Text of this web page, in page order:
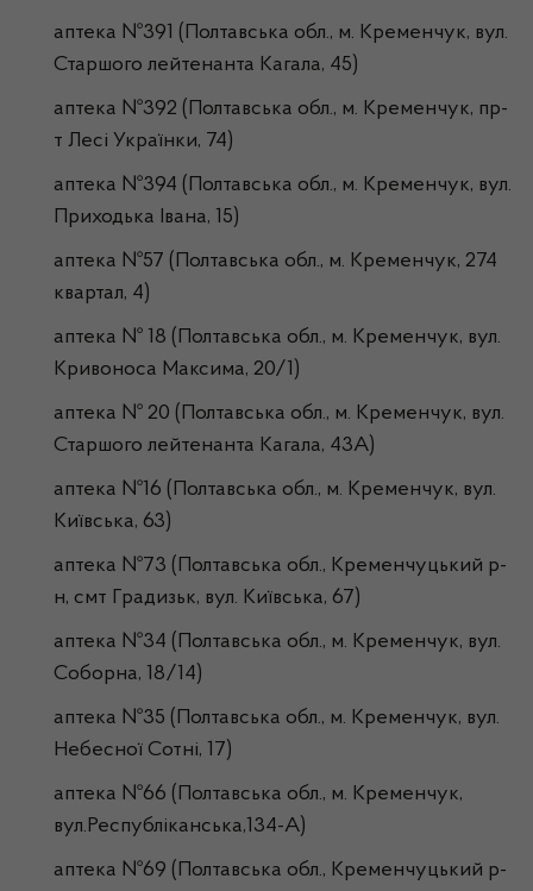
аптека №391 (Полтавська обл., м. Кременчук, вул.
Старшого лейтенанта Кагала, 45)
аптека №392 (Полтавська обл., м. Кременчук, пр-
т Лесі Українки, 74)
аптека №394 (Полтавська обл., м. Кременчук, вул.
Приходька Івана, 15)
аптека №57 (Полтавська обл., м. Кременчук, 274
квартал, 4)
аптека № 18 (Полтавська обл., м. Кременчук, вул.
Кривоноса Максима, 20/1)
аптека № 20 (Полтавська обл., м. Кременчук, вул.
Старшого лейтенанта Кагала, 43А)
аптека №16 (Полтавська обл., м. Кременчук, вул.
Київська, 63)
аптека №73 (Полтавська обл., Кременчуцький р-
н, смт Градизьк, вул. Київська, 67)
аптека №34 (Полтавська обл., м. Кременчук, вул.
Соборна, 18/14)
аптека №35 (Полтавська обл., м. Кременчук, вул.
Небесної Сотні, 17)
аптека №66 (Полтавська обл., м. Кременчук,
вул.Республіканська,134-А)
аптека №69 (Полтавська обл., Кременчуцький р-